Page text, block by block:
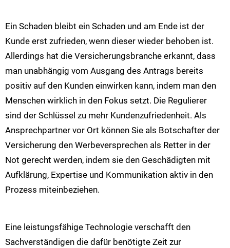
Ein Schaden bleibt ein Schaden und am Ende ist der
Kunde erst zufrieden, wenn dieser wieder behoben ist.
Allerdings hat die Versicherungsbranche erkannt, dass
man unabhängig vom Ausgang des Antrags bereits
positiv auf den Kunden einwirken kann, indem man den
Menschen wirklich in den Fokus setzt. Die Regulierer
sind der Schlüssel zu mehr Kundenzufriedenheit. Als
Ansprechpartner vor Ort können Sie als Botschafter der
Versicherung den Werbeversprechen als Retter in der
Not gerecht werden, indem sie den Geschädigten mit
Aufklärung, Expertise und Kommunikation aktiv in den
Prozess miteinbeziehen.
Eine leistungsfähige Technologie verschafft den
Sachverständigen die dafür benötigte Zeit zur